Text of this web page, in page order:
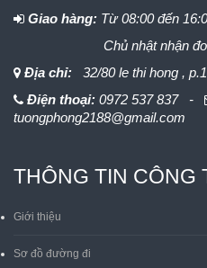
Giao hàng: Từ 08:00 đến
Chủ nhật nhận đơn
Địa chỉ:
32/80 le thi hong ,
Điện thoại: 0972 537 837 -
tuongphong2188@gmail.com
THÔNG TIN CÔNG
Giới thiệu
Sơ đồ đường đi